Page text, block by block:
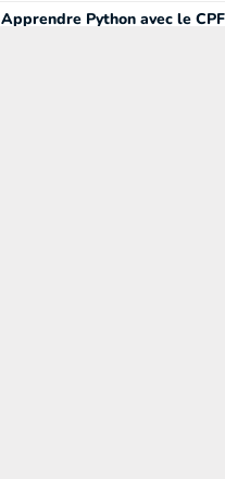
Apprendre Python avec le